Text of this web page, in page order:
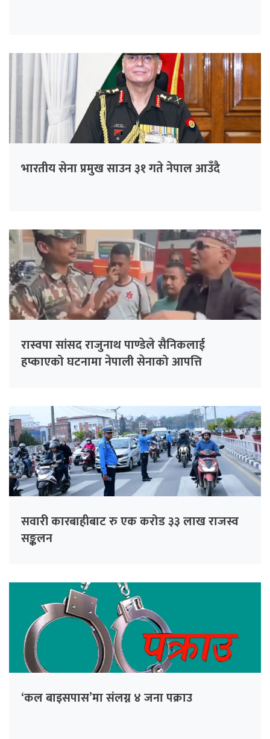
भारतीय सेना प्रमुख साउन ३१ गते नेपाल आउँदै
रास्वपा सांसद राजुनाथ पाण्डेले सैनिकलाई
हप्काएको घटनामा नेपाली सेनाको आपत्ति
सवारी कारबाहीबाट रु एक करोड ३३ लाख राजस्व
सङ्कलन
‘कल बाइसपास’मा संलग्न ४ जना पक्राउ